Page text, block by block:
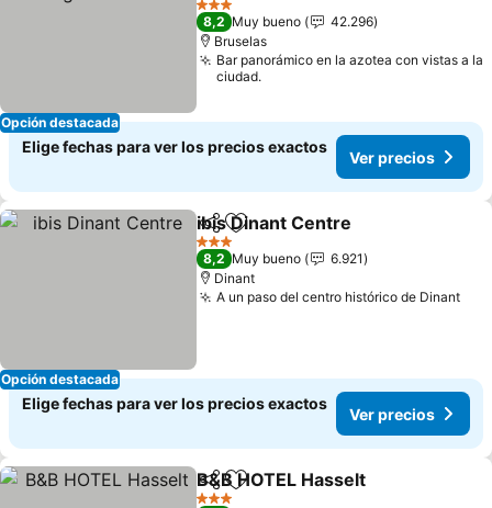
Opción destacada
3 Estrellas
8,2 Muy bueno
42.296
Bruselas
Bar panorámico en la azotea con vistas a la
ciudad.
Elige fechas para ver los precios exactos
Ver precios
Opción destacada
CompartirAgregar a favoritos
ibis Dinant Centre
3 Estrellas
8,2 Muy bueno
6.921
Dinant
A un paso del centro histórico de Dinant
Elige fechas para ver los precios exactos
Ver precios
CompartirAgregar a favoritos
B&B HOTEL Hasselt